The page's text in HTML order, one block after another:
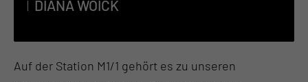
DIA­NA WOICK
Auf der Station M1/1 gehört es zu unseren